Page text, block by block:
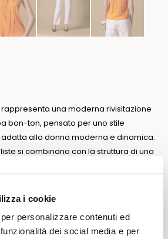
i cookie
personalizzare contenuti ed
dei social media e per
una moderna rivisitazione
bon-ton, pensato per uno stile
alla donna moderna e dinamica.
si combinano con la struttura di una
perfetto per occasioni formali così
restituiti entro 14 giorni dalla data di
per ordini superiori a 300€, sarà
se l’importo è inferiore. La spedizione
3 giorni dalla data di autorizzazione.
condizione che il sigillo di garanzia